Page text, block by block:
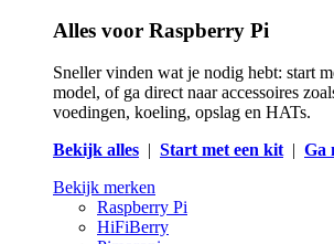
Alles voor Raspberry Pi
Sneller vinden wat je nodig hebt: start
model, of ga direct naar accessoires
voedingen, koeling, opslag en HATs.
Bekijk alles | Start met een kit| Ga
Bekijk merken
Raspberry Pi
HiFiBerry